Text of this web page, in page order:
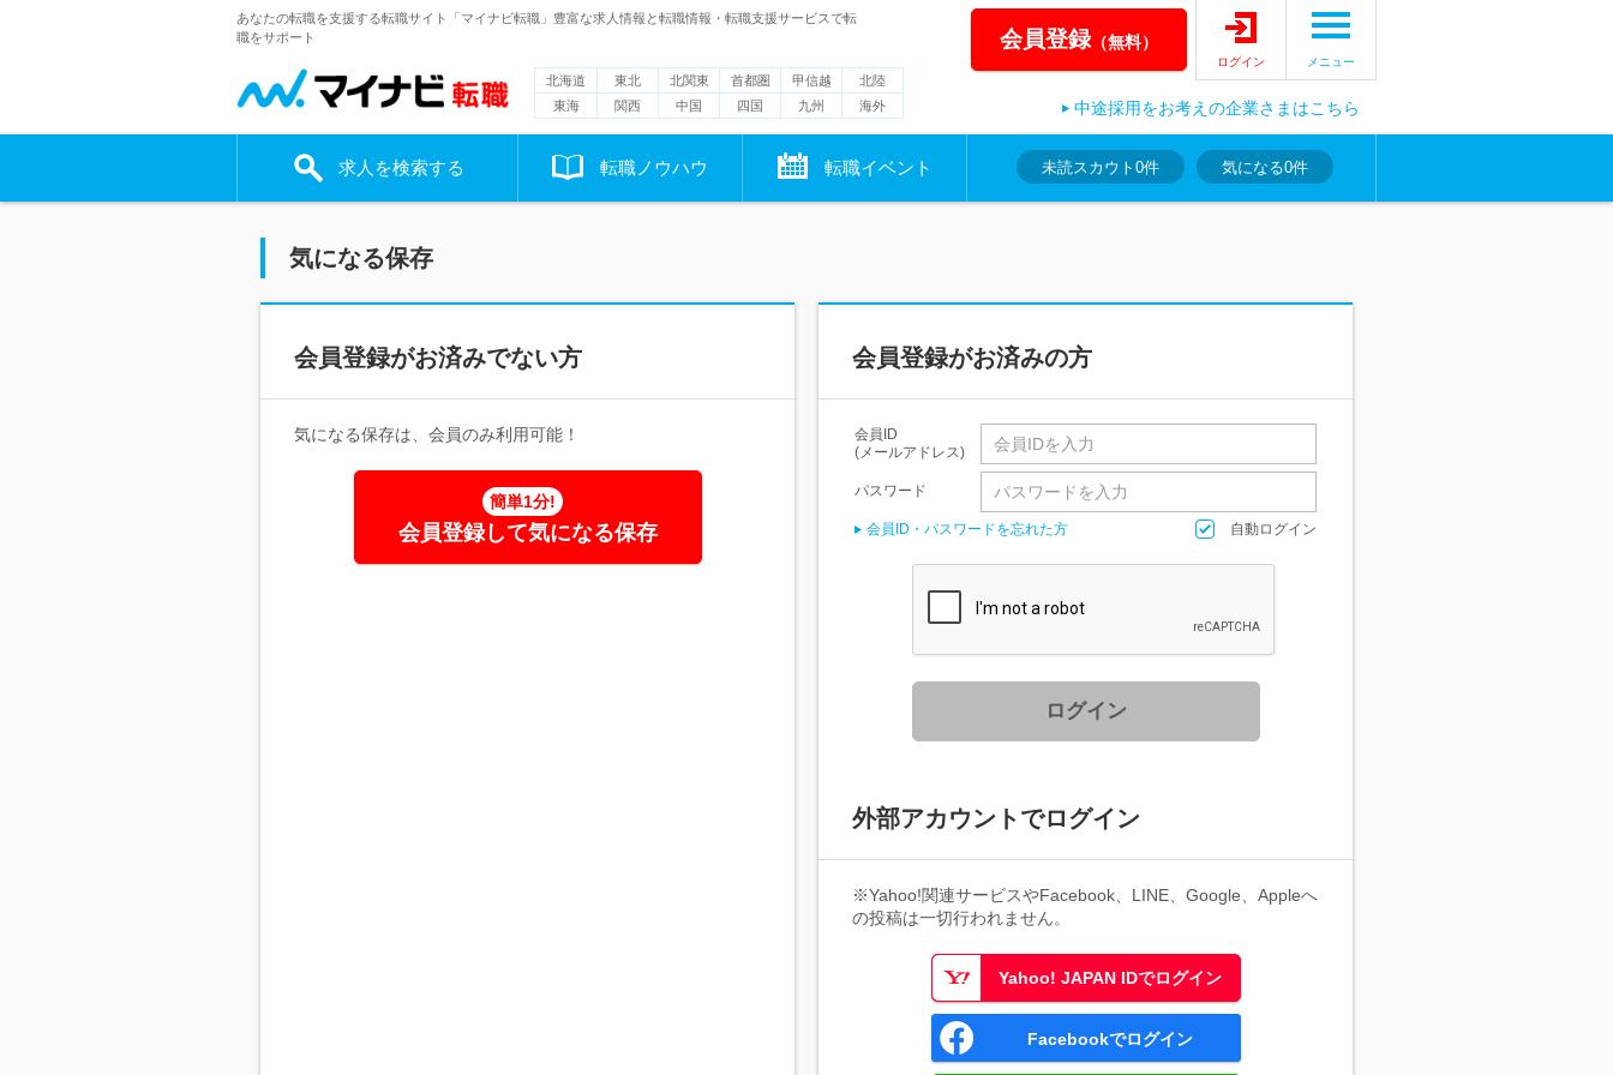
あなたの転職を支援する転職サイト「マイナビ転職」豊富な求人情報と転職情報・転職支援サービスで転
職をサポート
北海道 東北 北関東 首都圏 甲信越
北陸
東海
関西 中国 四国 九州 海外
会員登録（無料）
ログイン メニュー
中途採用をお考えの企業さまはこちら
求人を検索する 転職ノウハウ 転職イベント 未読スカウト 0件 気になる0件
気になる保存
会員登録がお済みでない方
気になる保存は、会員のみ利用可能！
簡単1分!
会員登録して気になる保存
会員登録がお済みの方
会員ID
(メールアドレス)
パスワード
会員ID・パスワードを忘れた方 自動ログイン
ログイン
外部アカウントでログイン
※Yahoo!関連サービスやFacebook、LINE、Google、Appleへ
の投稿は一切行われません。
Yahoo! JAPAN IDでログイン
Facebookでログイン